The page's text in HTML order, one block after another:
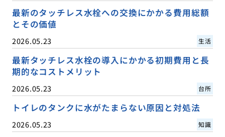
最新のタッチレス水栓への交換にかかる費用総額
とその価値
2026.05.23 生活
最新タッチレス水栓の導入にかかる初期費用と長
期的なコストメリット
2026.05.23 台所
トイレのタンクに水がたまらない原因と対処法
2026.05.23 知識